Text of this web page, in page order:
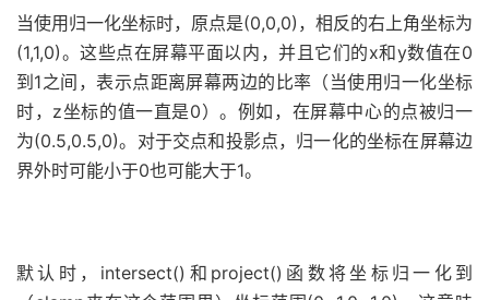
当使用归一化坐标时，原点是(0,0,0)，相反的右上角坐标为
(1,1,0)。这些点在屏幕平面以内，并且它们的x和y数值在0
到1之间，表示点距离屏幕两边的比率（当使用归一化坐标
时，z坐标的值一直是0）。例如，在屏幕中心的点被归一
为(0.5,0.5,0)。对于交点和投影点，归一化的坐标在屏幕边
界外时可能小于0也可能大于1。
默认时，intersect()和project()函数将坐标归一化到